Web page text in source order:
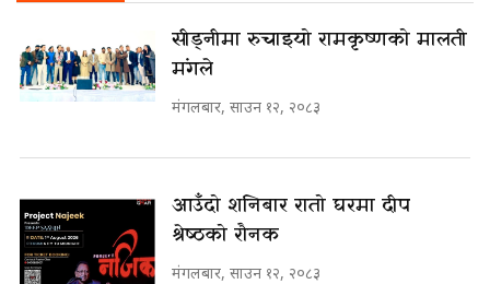
सीड्नीमा रुचाइयो रामकृष्णको मालती
मंगले
मंगलबार, साउन १२, २०८३
आउँदो शनिबार रातो घरमा दीप
श्रेष्ठको रौनक
मंगलबार, साउन १२, २०८३